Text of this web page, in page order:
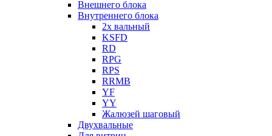
Внешнего блока
Внутреннего блока
2х вальный
KSFD
RD
RPG
RPS
RRMB
YF
YY
Жалюзей шаговый
Двухвальные